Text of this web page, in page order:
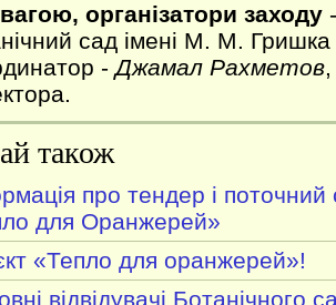
організатори заходу
сад імені М. М.
-Джамал Рахметов
також
про тендер і поточний
для Оранжерей»
«Тепло для оранжерей»!
відвідувачі Ботанічного